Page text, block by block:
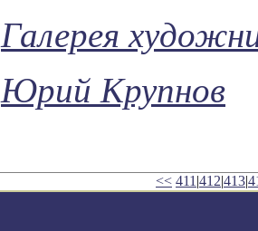
Галерея
Юрий Крупнов
<< 411 |412|413|